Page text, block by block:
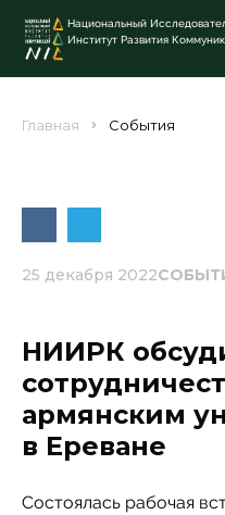
Национальный
Институт Развития
Главная События
25 декабря 2022
НИИРК
армянским
в Ереване
Состоялась рабочая